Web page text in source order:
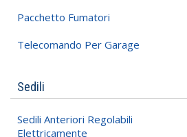
Pacchetto Fumatori
Telecomando Per Garage
Sedili
Sedili Anteriori Regolabili
Elettricamente